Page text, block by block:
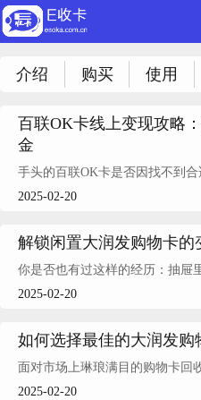
介绍 购买 使用
百联OK卡线上变现攻略
金
手头的百联OK卡是否因找不到
2025-02-20
解锁闲置大润发购物卡的
你是否也有过这样的经历：抽屉
2025-02-20
如何选择最佳的大润发购
面对市场上琳琅满目的购物卡回
2025-02-20